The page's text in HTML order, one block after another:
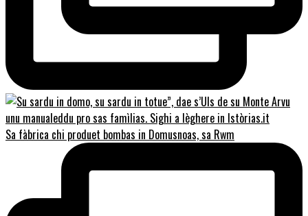
Sa fàbrica chi produet bombas in Domusnoas, sa Rwm